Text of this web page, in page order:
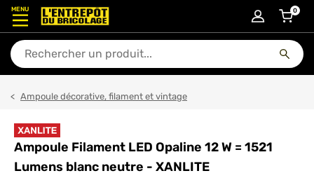
MENU
En quoi puis-je vous aider ?
0article
Ampoule décorative, filament et vintage
Ampoule Filament LED Opaline 12 W = 1521
Lumens blanc neutre - XANLITE